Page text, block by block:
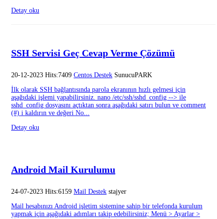
Detay oku
SSH Servisi Geç Cevap Verme Çözümü
20-12-2023 Hits:7409 Centos Destek SunucuPARK
İlk olarak SSH bağlantısında parola ekranının hızlı gelmesi için
aşağıdaki işlemi yapabilirsiniz. nano /etc/ssh/sshd_config --> ile
sshd_config dosyasını açtıktan sonra aşağıdaki satırı bulun ve comment
(#) i kaldırın ve değeri No...
Detay oku
Android Mail Kurulumu
24-07-2023 Hits:6159 Mail Destek stajyer
Mail hesabınızı Android işletim sistemine sahip bir telefonda kurulum
yapmak için aşağıdaki adımları takip edebilirsiniz; Menü > Ayarlar >